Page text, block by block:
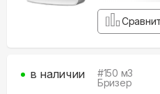
#150 м3
Бризер
в наличии